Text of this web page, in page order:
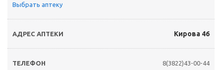
Выбрать аптеку
Кирова 46
8(3822)43-00-44